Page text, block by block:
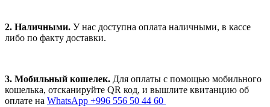
2. Наличными. У нас доступна оплата наличными, в кассе
либо по факту доставки.
3. Мобильный кошелек. Для оплаты с помощью мобильного
кошелька, отсканируйте QR код, и вышлите квитанцию об
оплате на WhatsApp +996 556 50 44 60